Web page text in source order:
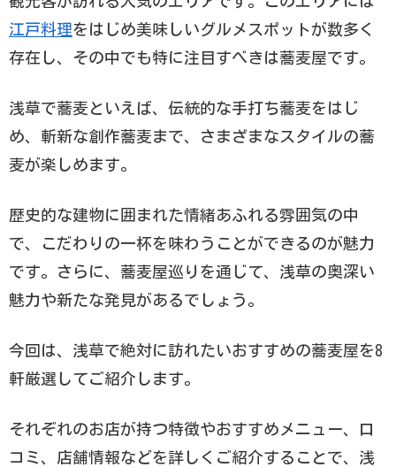
江戸料理をはじめ美味しいグルメスポットが数多く
存在し、その中でも特に注目すべきは蕎麦屋です。
浅草で蕎麦といえば、伝統的な手打ち蕎麦をはじ
め、斬新な創作蕎麦まで、さまざまなスタイルの蕎
麦が楽しめます。
歴史的な建物に囲まれた情緒あふれる雰囲気の中
で、こだわりの一杯を味わうことができるのが魅力
です。さらに、蕎麦屋巡りを通じて、浅草の奥深い
魅力や新たな発見があるでしょう。
今回は、浅草で絶対に訪れたいおすすめの蕎麦屋を8
軒厳選してご紹介します。
それぞれのお店が持つ特徴やおすすめメニュー、口
コミ、店舗情報などを詳しくご紹介することで、浅